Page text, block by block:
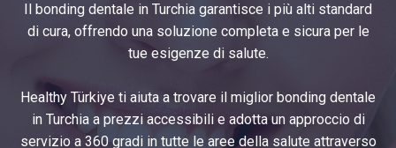
t
Il bonding dentale in Turchia garantisce i più alti standard
di cura, offrendo una soluzione completa e sicura per le
tue esigenze di salute.
Healthy Türkiye ti aiuta a trovare il miglior bonding dentale
in Turchia a prezzi accessibili e adotta un approccio di
servizio a 360 gradi in tutte le aree della salute attraverso